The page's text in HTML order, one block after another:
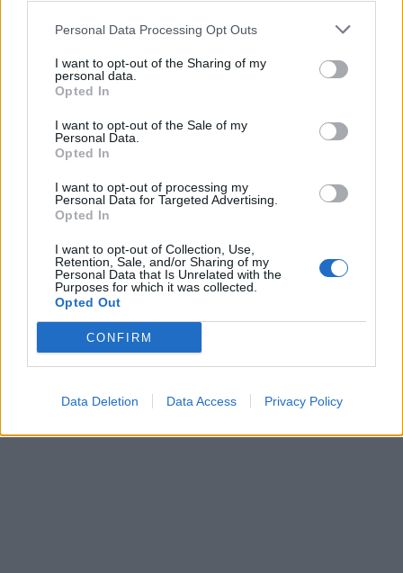
Personal Data Processing Opt Outs
I want to opt-out of the Sharing of my
personal data.
Opted In
I want to opt-out of the Sale of my
Personal Data.
Opted In
I want to opt-out of processing my
Personal Data for Targeted Advertising.
Opted In
I want to opt-out of Collection, Use,
Retention, Sale, and/or Sharing of my
Personal Data that Is Unrelated with the
Purposes for which it was collected.
Opted Out
CONFIRM
Data Deletion Data Access Privacy Policy